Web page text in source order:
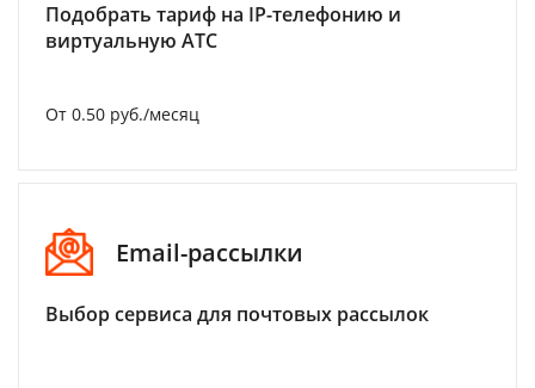
Подобрать тариф на IP-телефонию и
виртуальную АТС
От 0.50 руб./месяц
Email-рассылки
Выбор сервиса для почтовых рассылок